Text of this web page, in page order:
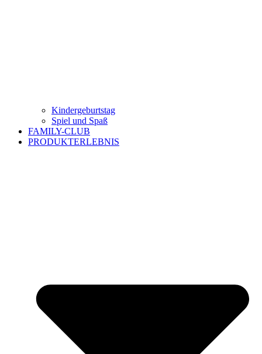
Kindergeburtstag
Spiel und Spaß
FAMILY-CLUB
PRODUKTERLEBNIS